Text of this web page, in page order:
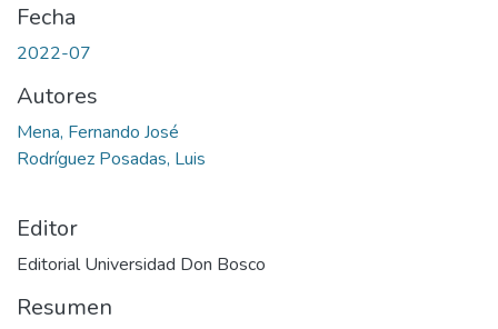
Fecha
2022-07
Autores
Mena, Fernando José
Rodríguez Posadas, Luis
Editor
Editorial Universidad Don Bosco
Resumen